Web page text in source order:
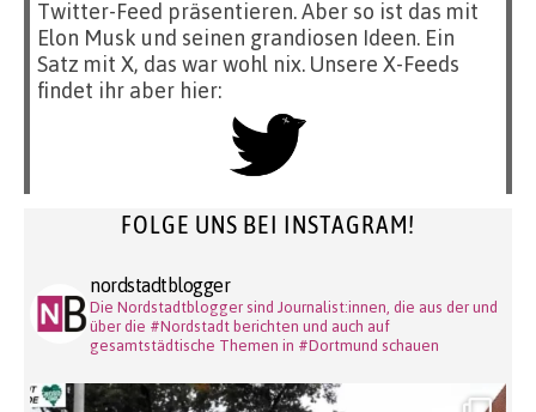
Twitter-Feed präsentieren. Aber so ist das mit
Elon Musk und seinen grandiosen Ideen. Ein
Satz mit X, das war wohl nix. Unsere X-Feeds
findet ihr aber hier:
FOLGE UNS BEI INSTAGRAM!
nordstadtblogger
Die Nordstadtblogger sind Journalist:innen, die aus der und
über die #Nordstadt berichten und auch auf
gesamtstädtische Themen in #Dortmund schauen